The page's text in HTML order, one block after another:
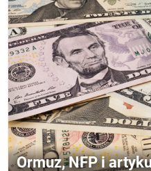
Ormuz, NFP i